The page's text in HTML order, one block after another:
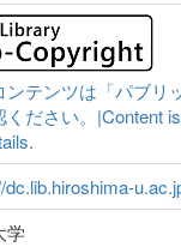
ンテンツは「パブリ
ください。|Content
dc.lib.hiroshima-
学